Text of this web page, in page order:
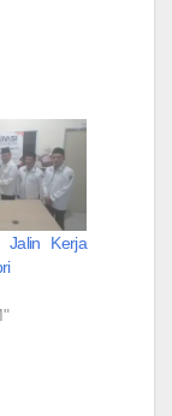
Jalin Kerja